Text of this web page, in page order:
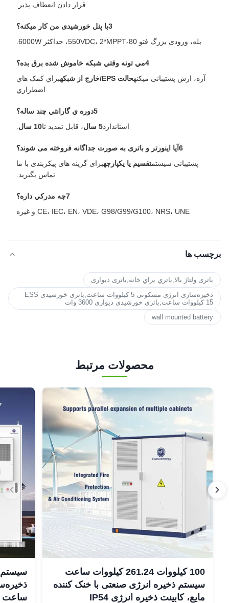
قرار دادن انعطاف پذیر.
3با پنل خورشیدی من کار میکنه؟
بله، ورودی بزرگ فتو 80-550VDC، 2*MPPT، حداکثر 6000W.
4مي تونه وقتي شبکه خاموش شده برق بده؟
آره، ازش پشتیبانی میکنهحالت EPS/خارج از شبکه
براي کمک هاي
اضطراري
5دوره ي گارانتي چند ساله؟
استاندارد5 سال ، قابل تمدید تا10 سال
6آیا اینورتر و باتری به صورت جداگانه فروخته می شوند؟
پشتیبانی سیستمتقسیم یا یکپارچهبرای گزینه های پیکربندی با ما
تماس بگیرید.
7چه مدرکي داره؟
CE، IEC، EN، VDE، G98/G99/G100، NRS، UNE و غیره
برچسب ها
باتری ولتاژ بالا,باتري براي خانه,باتری دیواری
ذخیره‌سازی انرژی مسکونی 5 کیلووات ساعت,باتری خورشیدی ESS
15 کیلووات ساعت,باتری خورشیدی دیواری 3600 وات
wall mounted battery
محصولات مرتبط
100 کیلووات 261.24 کیلووات ساعت
سیستم ذخیره انرژی صنعتی با خنک کننده
مایع، کابینت ذخیره انرژی IP54